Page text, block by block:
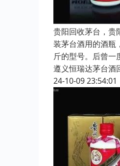
贵阳回收茅台，贵
装茅台酒用的酒瓶
斤的型号。后曾
遵义恒瑞达茅台酒
24-10-09 23:54:01